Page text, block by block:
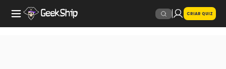
CRIAR QUIZ